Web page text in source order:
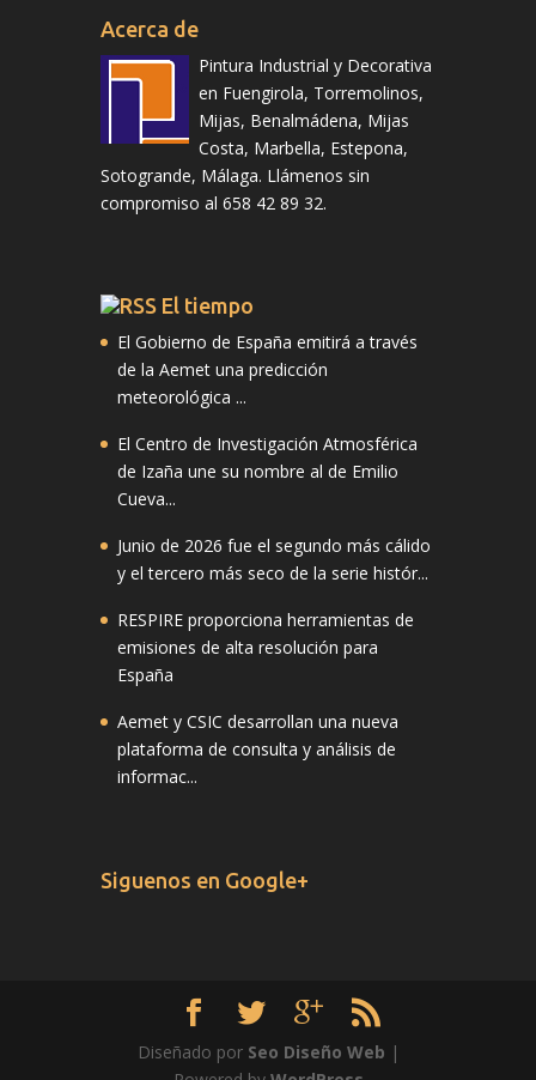
Acerca de
Pintura Industrial y Decorativa
en Fuengirola, Torremolinos,
Mijas, Benalmádena, Mijas
Costa, Marbella, Estepona,
Sotogrande, Málaga. Llámenos sin
compromiso al 658 42 89 32.
El tiempo
El Gobierno de España emitirá a través
de la Aemet una predicción
meteorológica ...
El Centro de Investigación Atmosférica
de Izaña une su nombre al de Emilio
Cueva...
Junio de 2026 fue el segundo más cálido
y el tercero más seco de la serie histór...
RESPIRE proporciona herramientas de
emisiones de alta resolución para
España
Aemet y CSIC desarrollan una nueva
plataforma de consulta y análisis de
informac...
Siguenos en Google+
Diseñado por Seo Diseño Web |